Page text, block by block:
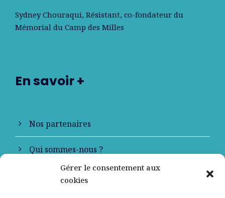
Gérer le consentement aux
cookies
Sydney Chouraqui, Résistant, co-fondateur du
Mémorial du Camp des Milles
En savoir +
Nos partenaires
Qui sommes-nous ?
Contactez-nous